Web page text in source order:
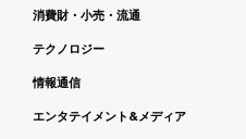
消費財・小売・流通
テクノロジー
情報通信
エンタテイメント&メディア